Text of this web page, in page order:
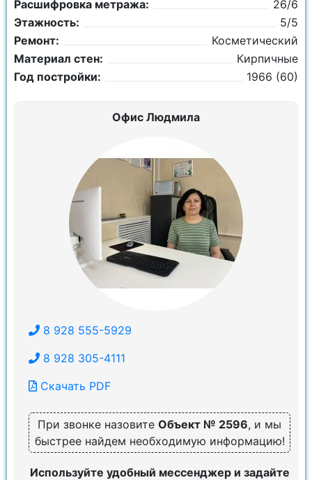
Расшифровка метража:
26/6
Этажность:
5/5
Ремонт:
Косметический
Материал стен:
Кирпичные
Год постройки:
1966 (60)
Офис Людмила
8 928 555-5929
8 928 305-4111
Скачать PDF
При звонке назовите Объект № 2596, и мы
быстрее найдем необходимую информацию!
Используйте удобный мессенджер и задайте